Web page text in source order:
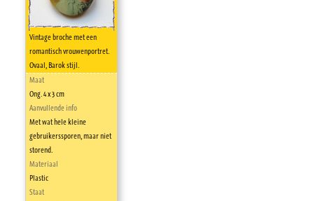
Vintage broche met een
romantisch vrouwenportret.
Ovaal, Barok stijl.
Maat
Ong. 4 x 3 cm
Aanvullende info
Met wat hele kleine
gebruikerssporen, maar niet
storend.
Materiaal
Plastic
Staat